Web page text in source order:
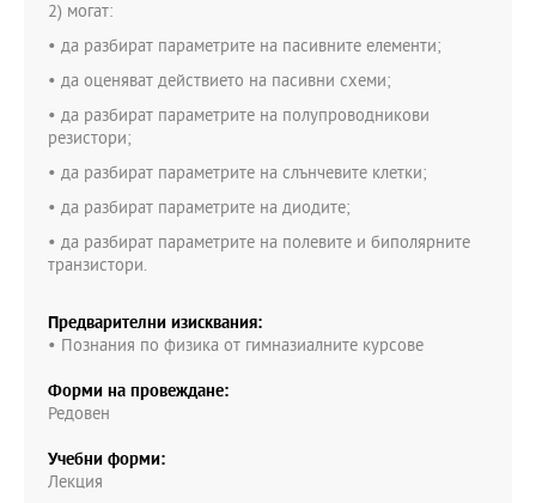
2) могат:
• да разбират параметрите на пасивните елементи;
• да оценяват действието на пасивни схеми;
• да разбират параметрите на полупроводникови
резистори;
• да разбират параметрите на слънчевите клетки;
• да разбират параметрите на диодите;
• да разбират параметрите на полевите и биполярните
транзистори.
Предварителни изисквания:
• Познания по физика от гимназиалните курсове
Форми на провеждане:
Редовен
Учебни форми:
Лекция